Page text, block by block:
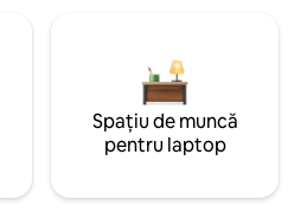
Spațiu de muncă
pentru laptop